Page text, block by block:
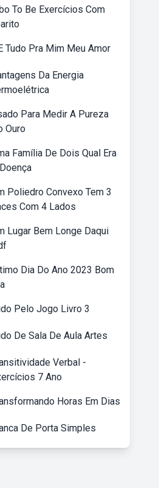
To Be Exercícios Com
Tudo Pra Mim Meu Amor
Da Energia
Para Medir A Pureza
Ouro
Família De Dois Qual Era
Poliedro Convexo Tem 3
Com 4 Lados
Lugar Bem Longe Daqui
Dia Do Ano 2023 Bom
Pelo Jogo Livro 3
De Sala De Aula Artes
Verbal -
7 Ano
Horas Em Dias
De Porta Simples